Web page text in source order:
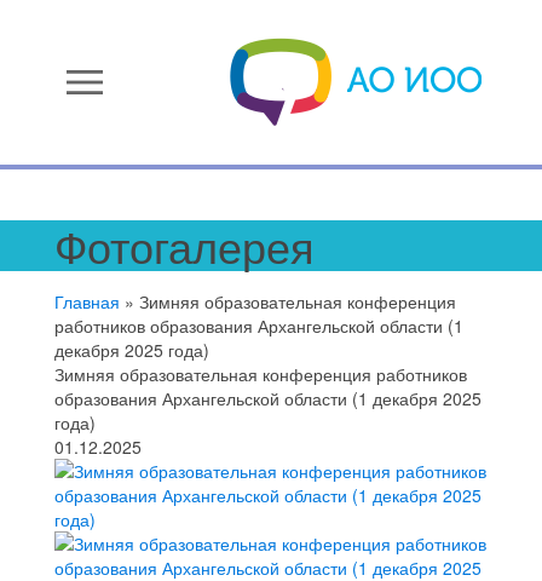
menu
Фотогалерея
Главная » Зимняя образовательная конференция
работников образования Архангельской области (1
декабря 2025 года)
Зимняя образовательная конференция работников
образования Архангельской области (1 декабря 2025
года)
01.12.2025